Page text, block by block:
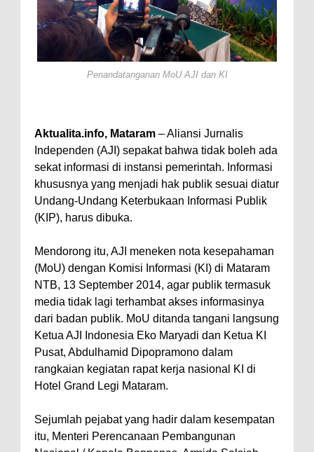
yang Tenggelam di Perairan
Sanggar
Satpolairud Polres Bima dan Tim
Gabungan Evakuasi Korban
Perkuat Soliditas-Sinergi,
Kapolres Bima Silaturahmi ke
Kejari dan Kodim 1608
Nobar Piala Dunia Argentina vs
Inggris, Polres Bima Pererat
Silaturahmi dengan Masyarakat
Antusiasnya Warga dan Polisi
Nobar Bareng Laga Prancis vs
Spanyol di Mapolres Bima
Wali Kota Bima Tinjau Finalisasi
Pembangunan RSUD Kota Bima,
Pastikan Pemindahan Layanan
Berjalan Bertahap
"Polisi Peduli" Satsamapta
Polres Bima Bantu Warga Padolo
Penandatanganan MoU AJI dan KI
Aktualita.info, Mataram – Aliansi Jurnalis
Independen (AJI) sepakat bahwa tidak boleh ada
sekat informasi di instansi pemerintah. Informasi
khususnya yang menjadi hak publik sesuai diatur
Undang-Undang Keterbukaan Informasi Publik
(KIP), harus dibuka.
Mendorong itu, AJI meneken nota kesepahaman
(MoU) dengan Komisi Informasi (KI) di Mataram
NTB, 13 September 2014, agar publik termasuk
media tidak lagi terhambat akses informasinya
dari badan publik. MoU ditanda tangani langsung
Ketua AJI Indonesia Eko Maryadi dan Ketua KI
Pusat, Abdulhamid Dipopramono dalam
rangkaian kegiatan rapat kerja nasional KI di
Hotel Grand Legi Mataram.
Sejumlah pejabat yang hadir dalam kesempatan
itu, Menteri Perencanaan Pembangunan